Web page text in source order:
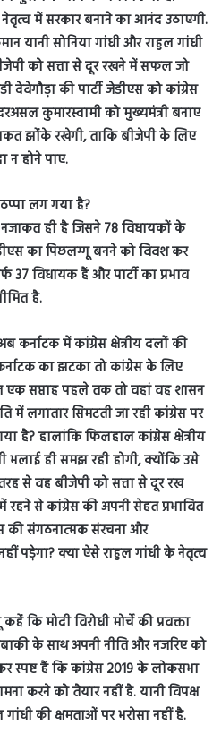
में सरकार बनाने का आनंद उठाएगी.
यानी सोनिया गांधी और राहुल गांधी
को सत्ता से दूर रखने में सफल जो
देवेगौड़ा की पार्टी जेडीएस को कांग्रेस
कुमारस्वामी को मुख्यमंत्री बनाए
झोंके रखेगी, ताकि बीजेपी के लिए
न होने पाए.
लग गया है?
ही है जिसने 78 विधायकों के
का पिछलग्गू बनने को विवश कर
37 विधायक हैं और पार्टी का प्रभाव
है.
कर्नाटक में कांग्रेस क्षेत्रीय दलों की
का झटका तो कांग्रेस के लिए
एक सप्ताह पहले तक तो वहां वह शासन
में लगातार सिमटती जा रही कांग्रेस पर
है? हालांकि फिलहाल कांग्रेस क्षेत्रीय
भलाई ही समझ रही होगी, क्योंकि उसे
से वह बीजेपी को सत्ता से दूर रख
से कांग्रेस की अपनी सेहत प्रभावित
की संगठनात्मक संरचना और
पड़ेगा? क्या ऐसे राहुल गांधी के नेतृत्व
कि मोदी विरोधी मोर्चे की प्रवक्ता
के साथ अपनी नीति और नजरिए को
स्पष्ट हैं कि कांग्रेस 2019 के लोकसभा
करने को तैयार नहीं है. यानी विपक्ष
की क्षमताओं पर भरोसा नहीं है.